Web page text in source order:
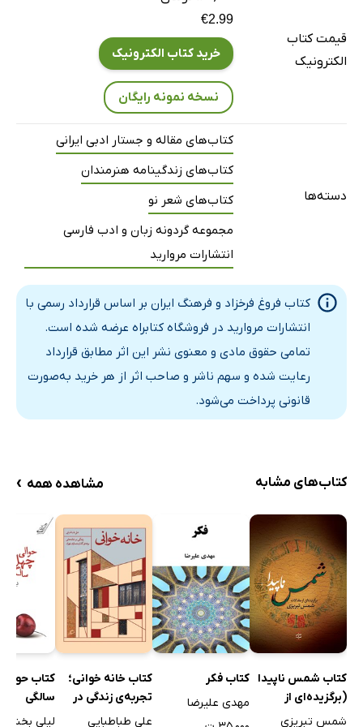
قیمت کتاب
الکترونیک
€2.99
خرید کتاب الکترونیک
نسخه نمونه رایگان
دسته‌ها
کتاب‌های مقاله و جستار ادبی ایرانی
کتاب‌های زندگینامه هنرمندان
کتاب‌های شعر نو
مجموعه گردونه زبان و ادب فارسی
انتشارات مروارید
کتاب فروغ فرخزاد و فرهنگ ایران بر اساس قرارداد رسمی با
انتشارات مروارید در فروشگاه کتابراه عرضه شده است.
تمامی حقوق مادی و معنوی نشر این اثر مطابق قرارداد
رعایت شده و سهم ناشر و صاحب اثر از هر خرید به‌صورت
قانونی پرداخت می‌شود.
کتاب‌های مشابه مشاهده همه ›
کتاب شمس ناپیدا
(برگزیده‌ای از
مقالات شمس
شمس تبریزی
کتاب فکر
مهدی علیرضا
کتاب خانه خوانی؛
تجربه‌ی زندگی در
خانه‌های دوره‌ی
علی طباطبایی
کتاب
سالگی
لیلی بخشی